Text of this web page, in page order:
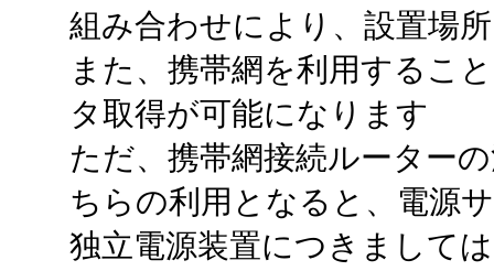
組み合わせにより、設置場
また、携帯網を利用するこ
タ取得が可能になります
ただ、携帯網接続ルーター
ちらの利用となると、電源
独立電源装置につきまして